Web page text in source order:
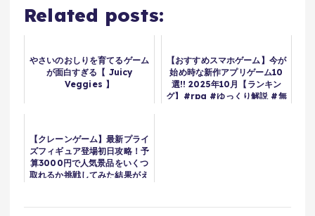
Related posts:
やさいのおしりを育てるゲーム
が面白すぎる【 Juicy
Veggies 】
【おすすめスマホゲーム】今が
始め時な新作アプリゲーム10
選!! 2025年10月【ランキン
グ】#rpg #ゆっくり解説 #無
【クレーンゲーム】最新プライ
ズフィギュア登場初日攻略！予
算3000円で人気景品をいくつ
取れるか挑戦してみた結果がえ